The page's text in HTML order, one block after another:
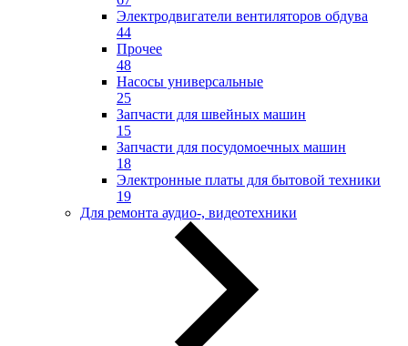
Электродвигатели вентиляторов обдува
44
Прочее
48
Насосы универсальные
25
Запчасти для швейных машин
15
Запчасти для посудомоечных машин
18
Электронные платы для бытовой техники
19
Для ремонта аудио-, видеотехники